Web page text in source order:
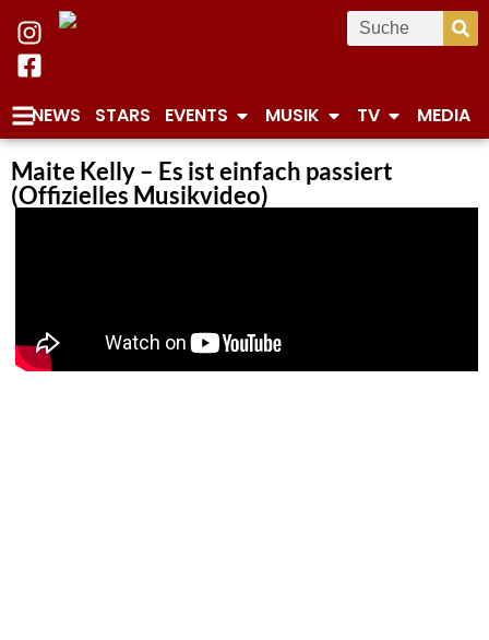
NEWS STARS EVENTS MUSIK TV MEDIA
Maite Kelly – Es ist einfach passiert
(Offizielles Musikvideo)